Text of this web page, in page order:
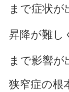
まで症状
昇降が難し
まで影響が
狭窄症の根